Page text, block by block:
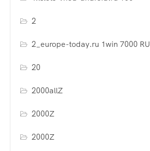
2
2_europe-today.ru 1win 7000 RU
20
2000allZ
2000Z
2000Z